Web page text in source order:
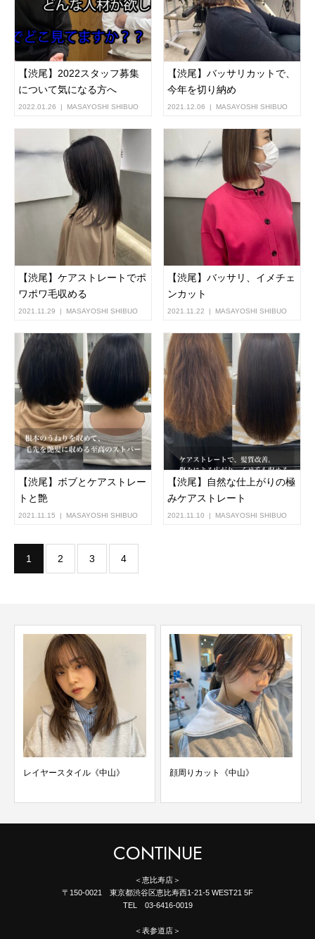
【渋尾】2022スタッフ募集
について気になる方へ
2022.01.26 MASAYOSHI SHIBUO
【渋尾】バッサリカットで、
今年を切り納め
2021.12.06 MASAYOSHI SHIBUO
【渋尾】ケアストレートでポ
ワポワ毛収める
2021.11.29 MASAYOSHI SHIBUO
【渋尾】バッサリ、イメチェ
ンカット
2021.11.22 MASAYOSHI SHIBUO
【渋尾】ボブとケアストレー
トと艶
2021.11.15 MASAYOSHI SHIBUO
【渋尾】自然な仕上がりの極
みケアストレート
2021.11.10 MASAYOSHI SHIBUO
1 2 3 4
レイヤースタイル《中山》 顔周りカット《中山》
CONTINUE
＜恵比寿店＞
〒150-0021 東京都渋谷区恵比寿西1-21-5 WEST21 5F
TEL 03-6416-0019
＜表参道店＞